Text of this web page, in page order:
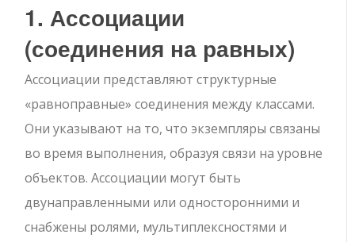
1. Ассоциации
(соединения на равных)
Ассоциации представляют структурные
«равноправные» соединения между классами.
Они указывают на то, что экземпляры связаны
во время выполнения, образуя связи на уровне
объектов. Ассоциации могут быть
двунаправленными или односторонними и
снабжены ролями, мультиплексностями и